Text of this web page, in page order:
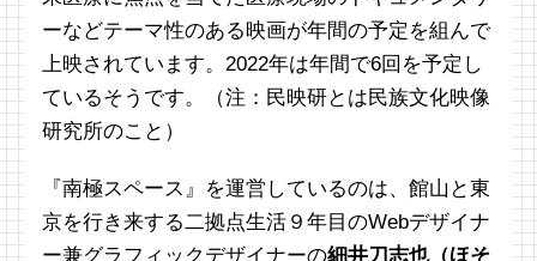
ーなどテーマ性のある映画が年間の予定を組んで
上映されています。2022年は年間で6回を予定し
ているそうです。（注：民映研とは民族文化映像
研究所のこと）
『南極スペース』を運営しているのは、館山と東
京を行き来する二拠点生活９年目のWebデザイナ
ー兼グラフィックデザイナーの細井刀志也（ほそ